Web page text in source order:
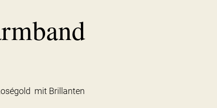
mit Brillanten